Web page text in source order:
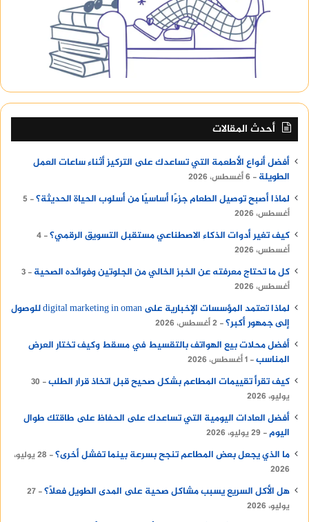
أحدث المقالات
أفضل أنواع الأطعمة التي تساعدك على التركيز أثناء ساعات العمل
الطويلة
6 أغسطس، 2026
لماذا أصبح توصيل الطعام جزءًا أساسيًا من أسلوب الحياة الحديثة؟
5
أغسطس، 2026
كيف تغير أدوات الذكاء الاصطناعي مستقبل التسويق الرقمي؟ 4
أغسطس، 2026
كل ما تحتاج معرفته عن الخبز الخالي من الجلوتين وفوائده الصحية
3
أغسطس، 2026
لماذا تعتمد المؤسسات الإخبارية على digital marketing in oman للوصول
إلى جمهور أكبر؟ 2 أغسطس، 2026
أفضل محلات بيع الهواتف بالتقسيط في مسقط وكيف تختار العرض
المناسب 1 أغسطس، 2026
كيف تقرأ تقييمات المطاعم بشكل صحيح قبل اتخاذ قرار الطلب
30
يوليو، 2026
أفضل العادات اليومية التي تساعدك على الحفاظ على طاقتك طوال
اليوم
29 يوليو، 2026
ما الذي يجعل بعض المطاعم تنجح بسرعة بينما تفشل أخرى؟
28 يوليو،
2026
هل الأكل السريع يسبب مشاكل صحية على المدى الطويل فعلًا؟ 27
يوليو، 2026